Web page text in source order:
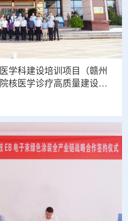
学科建设培训项目（赣州
核医学诊疗高质量建设项